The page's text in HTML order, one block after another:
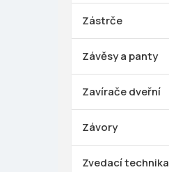
Zástrče
Závěsy a panty
Zavírače dveřní
Závory
Zvedací technika